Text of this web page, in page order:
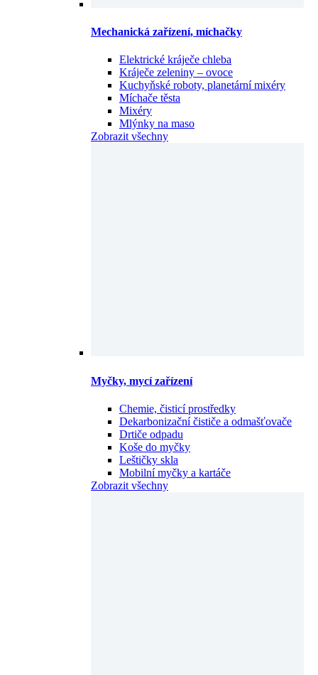
Mechanická zařízení, míchačky
Elektrické kráječe chleba
Kráječe zeleniny – ovoce
Kuchyňské roboty, planetární mixéry
Míchače těsta
Mixéry
Mlýnky na maso
Zobrazit všechny
Myčky, mycí zařízení
Chemie, čisticí prostředky
Dekarbonizační čističe a odmašťovače
Drtiče odpadu
Koše do myčky
Leštičky skla
Mobilní myčky a kartáče
Zobrazit všechny